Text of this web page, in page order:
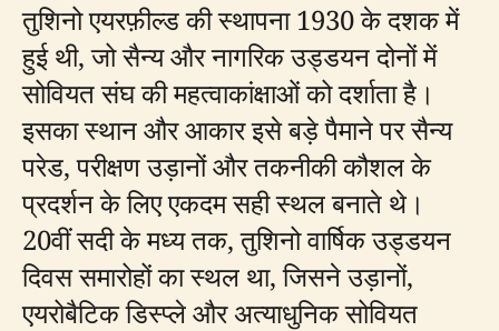
तुशिनो एयरफ़ील्ड की स्थापना 1930 के दशक में
हुई थी, जो सैन्य और नागरिक उड्डयन दोनों में
सोवियत संघ की महत्वाकांक्षाओं को दर्शाता है।
इसका स्थान और आकार इसे बड़े पैमाने पर सैन्य
परेड, परीक्षण उड़ानों और तकनीकी कौशल के
प्रदर्शन के लिए एकदम सही स्थल बनाते थे।
20वीं सदी के मध्य तक, तुशिनो वार्षिक उड्डयन
दिवस समारोहों का स्थल था, जिसने उड़ानों,
एयरोबैटिक डिस्प्ले और अत्याधुनिक सोवियत